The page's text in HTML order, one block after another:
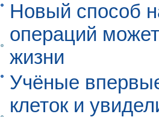
Новый способ
операций
жизни
Учёные
клеток и